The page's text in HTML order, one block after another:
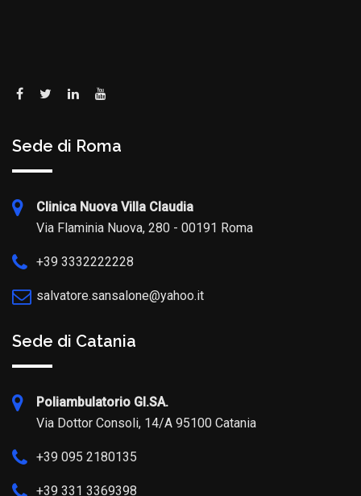
Sede di Roma
Clinica Nuova Villa Claudia
Via Flaminia Nuova, 280 - 00191 Roma
+39 3332222228
salvatore.sansalone@yahoo.it
Sede di Catania
Poliambulatorio GI.SA.
Via Dottor Consoli, 14/A 95100 Catania
+39 095 2180135
+39 331 3369398